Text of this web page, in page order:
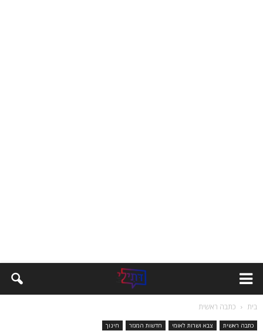
בית כתבה ראשית
כתבה ראשית צבא ושרות לאומי חדשות המגזר חינוך